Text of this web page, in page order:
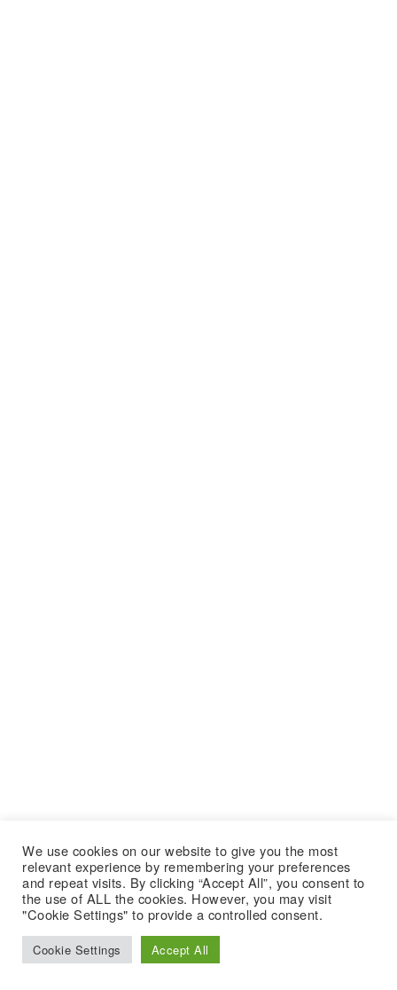
We use cookies on our website to give you the most
relevant experience by remembering your preferences
and repeat visits. By clicking “Accept All”, you consent to
the use of ALL the cookies. However, you may visit
"Cookie Settings" to provide a controlled consent.
Cookie Settings Accept All